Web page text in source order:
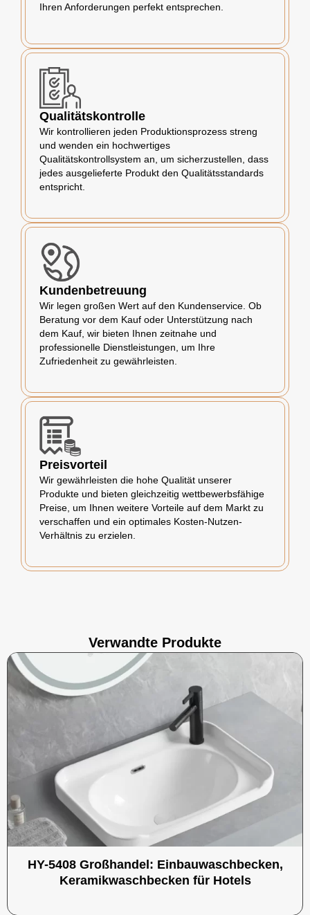
Ihren Anforderungen perfekt entsprechen.
Qualitätskontrolle
Wir kontrollieren jeden Produktionsprozess streng
und wenden ein hochwertiges
Qualitätskontrollsystem an, um sicherzustellen, dass
jedes ausgelieferte Produkt den Qualitätsstandards
entspricht.
Kundenbetreuung
Wir legen großen Wert auf den Kundenservice. Ob
Beratung vor dem Kauf oder Unterstützung nach
dem Kauf, wir bieten Ihnen zeitnahe und
professionelle Dienstleistungen, um Ihre
Zufriedenheit zu gewährleisten.
Preisvorteil
Wir gewährleisten die hohe Qualität unserer
Produkte und bieten gleichzeitig wettbewerbsfähige
Preise, um Ihnen weitere Vorteile auf dem Markt zu
verschaffen und ein optimales Kosten-Nutzen-
Verhältnis zu erzielen.
Verwandte Produkte
HY-5408 Großhandel: Einbauwaschbecken,
Keramikwaschbecken für Hotels